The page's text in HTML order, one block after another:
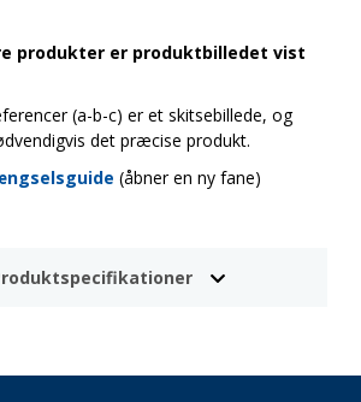
produkter er produktbilledet vist
(a-b-c) er et skitsebillede, og
det præcise produkt.
(åbner en ny fane)